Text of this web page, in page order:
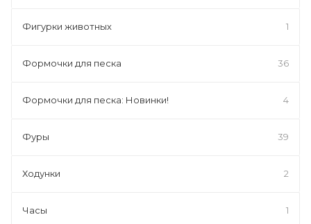
Фигурки животных 1
Формочки для песка 36
Формочки для песка: Новинки! 4
Фуры 39
Ходунки 2
Часы 1